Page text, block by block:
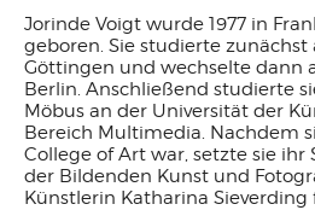
Jorinde Voigt wurde 1977 in
geboren. Sie studierte
Göttingen und wechselte dann
Berlin. Anschließend studierte
Möbus an der Universität der
Bereich Multimedia. Nachdem
College of Art war, setzte sie ihr
der Bildenden Kunst und
Künstlerin Katharina Sieverding